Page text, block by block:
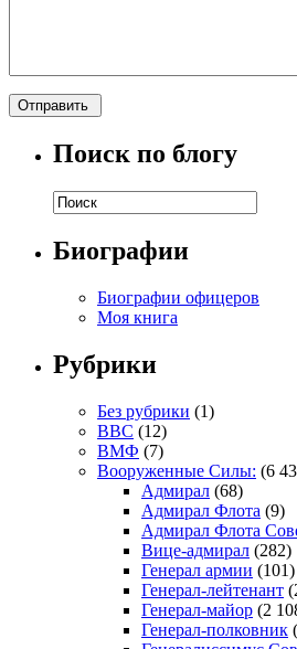
Поиск по блогу
Биографии
Биографии офицеров
Моя книга
Рубрики
Без рубрики (1)
ВВС (12)
ВМФ (7)
Вооруженные Силы: (6
Адмирал (68)
Адмирал Флота (9)
Адмирал Флота
Вице-адмирал (282)
Генерал армии (101)
Генерал-лейтенант
Генерал-майор (2
Генерал-полковник